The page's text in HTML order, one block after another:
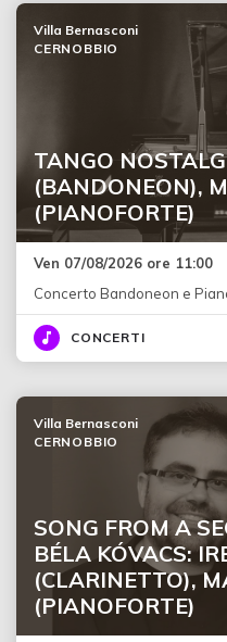
TANGO
(BANDONEON),
(PIANOFORTE)
Villa Bernasconi
CERNOBBIO
Ven 07/08/2026 ore 11:00
Concerto Bandoneon e
CONCERTI
SONG FROM A
BÉLA KÓVACS:
(CLARINETTO),
(PIANOFORTE)
Villa Bernasconi
CERNOBBIO